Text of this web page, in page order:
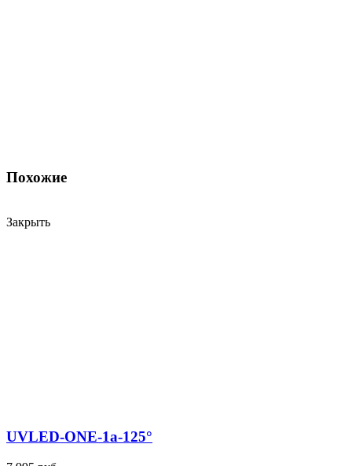
Похожие
Закрыть
UVLED-ONE-1a-125°